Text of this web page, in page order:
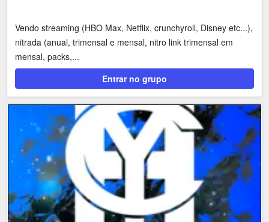
Vendo streaming (HBO Max, Netflix, crunchyroll, Disney etc...),
nitrada (anual, trimensal e mensal, nitro link trimensal em
mensal, packs,...
Entrar no grupo